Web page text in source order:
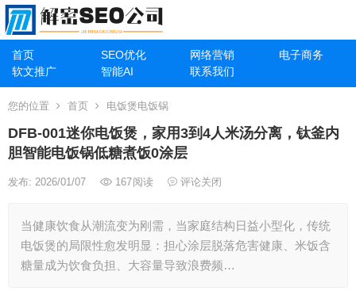
首页 SEO优化 网络营销
电子商务
软文推广
智能AI 联系我们
您的位置 首页 电饭煲电饭锅
DFB-001迷你电饭煲，家用3到4人米汤分离，钛釜内
胆智能电饭锅低糖煮饭0涂层
发布: 2026/01/07 167阅读 评论关闭
当健康饮食从潮流变为刚需，当家庭结构日益小型化，传统
电饭煲的局限性愈发明显：担心涂层脱落危害健康、米饭含
糖量成为饮食负担、大容量导致浪费频…